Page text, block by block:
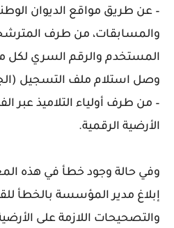
– عن طريق مواقع الديوان
والمسابقات، من طرف
المستخدم والرقم السري لكل
وصل استلام ملف التسجيل
– من طرف أولياء التلاميذ عبر
الأرضية الرقمية.
وفي حالة وجود خطأ في هذه
إبلاغ مدير المؤسسة بالخطأ